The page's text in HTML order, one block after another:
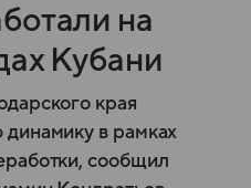
на
Кубани
края
в рамках
сообщил